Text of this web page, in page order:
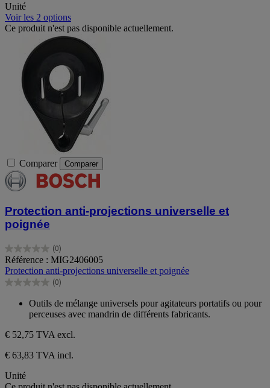
Unité
Voir les 2 options
Ce produit n'est pas disponible actuellement.
Comparer Comparer
Protection anti-projections universelle et
poignée
(0)
0.0
sur
5
étoiles.
Référence : MIG2406005
Protection anti-projections universelle et poignée
(0)
0.0
étoiles.
Outils de mélange universels pour agitateurs portatifs ou pour
perceuses avec mandrin de différents fabricants.
€ 52,75 TVA excl.
€ 63,83 TVA incl.
Unité